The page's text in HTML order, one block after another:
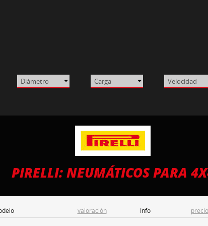
PIRELLI: NEUMÁTICOS PARA
valoración Info precio